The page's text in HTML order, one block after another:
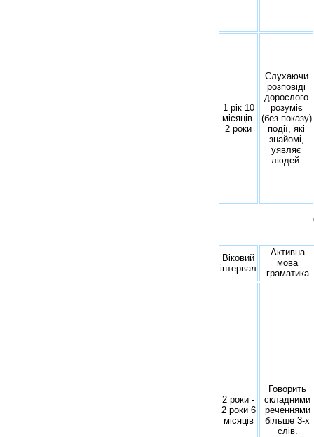
1 рік 10
місяців-
2 роки
Слухаючи
розповіді
дорослого
розуміє
(без показу)
події, які
знайомі,
уявляє
людей.
Віковий
інтервал
Активна
мова
граматика
2 роки -
2 роки 6
місяців
Говорить
складними
реченнями
більше 3-х
слів.